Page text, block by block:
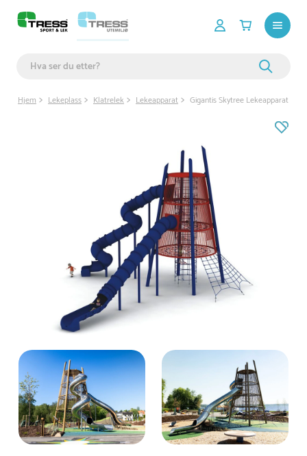
Hjem Lekeplass Klatrelek Lekeapparat Gigantis Skytree Lekeapparat